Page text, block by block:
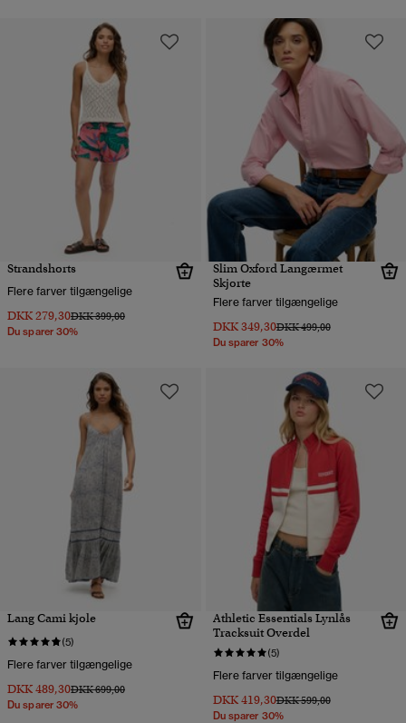
Strandshorts
Flere farver tilgængelige
DKK 279,30Pris nedsat fra
DKK 399,00til
Du sparer 30%
Slim Oxford Langærmet
Skjorte
Flere farver tilgængelige
DKK 349,30Pris nedsat fra
DKK 499,00til
Du sparer 30%
Lang Cami kjole
(5)
Flere farver tilgængelige
DKK 489,30Pris nedsat fra
DKK 699,00til
Du sparer 30%
Athletic Essentials Lynlås
Tracksuit Overdel
(5)
Flere farver tilgængelige
DKK 419,30Pris nedsat fra
DKK 599,00til
Du sparer 30%